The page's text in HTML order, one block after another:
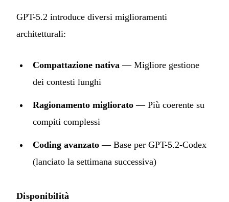
GPT-5.2 introduce diversi miglioramenti
architetturali:
Compattazione nativa — Migliore gestione
dei contesti lunghi
Ragionamento migliorato — Più coerente su
compiti complessi
Coding avanzato — Base per GPT-5.2-Codex
(lanciato la settimana successiva)
Disponibilità